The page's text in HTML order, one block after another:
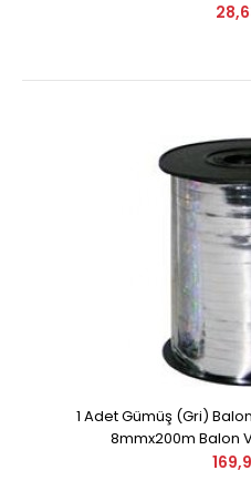
1 Adet Gümüş (Gri)
8mmx200m Balon